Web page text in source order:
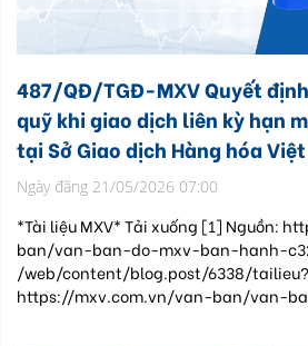
487/QĐ/TGĐ-MXV Quyết
quỹ khi giao dịch liên kỳ hạn
tại Sở Giao dịch Hàng hóa
Ngày đăng 21/05/2026 07:00
*Tài liệu MXV* Tải xuống [1] Nguồn:
ban/van-ban-do-mxv-ban-hanh-
/web/content/blog.post/6338/
https://mxv.com.vn/van-ban/van-